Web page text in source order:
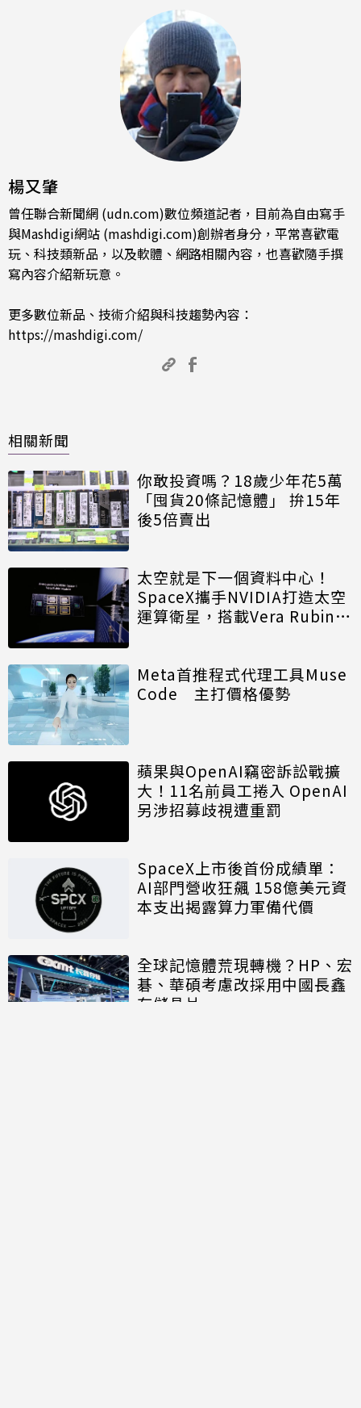
楊又肇
曾任聯合新聞網 (udn.com)數位頻道記者，目前為自由寫手
與Mashdigi網站 (mashdigi.com)創辦者身分，平常喜歡電
玩、科技類新品，以及軟體、網路相關內容，也喜歡隨手撰
寫內容介紹新玩意。
更多數位新品、技術介紹與科技趨勢內容：
https://mashdigi.com/
相關新聞
你敢投資嗎？18歲少年花5萬
「囤貨20條記憶體」 拚15年
後5倍賣出
太空就是下一個資料中心！
SpaceX攜手NVIDIA打造太空
運算衛星，搭載Vera Rubin運
Meta首推程式代理工具Muse
Code 主打價格優勢
蘋果與OpenAI竊密訴訟戰擴
大！11名前員工捲入 OpenAI
另涉招募歧視遭重罰
SpaceX上市後首份成績單：
AI部門營收狂飆 158億美元資
本支出揭露算力軍備代價
全球記憶體荒現轉機？HP、宏
碁、華碩考慮改採用中國長鑫
存儲晶片